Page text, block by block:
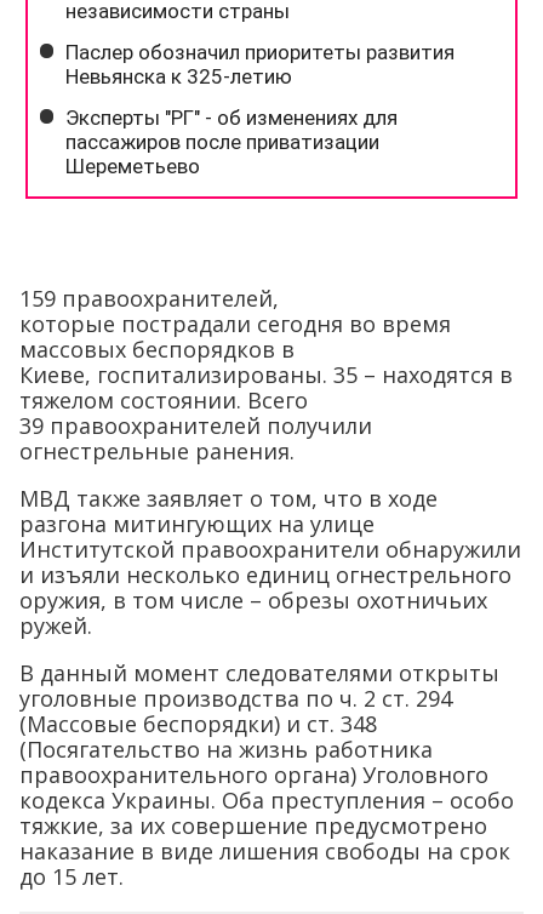
159 правоохранителей,
которые пострадали сегодня во время
массовых беспорядков в
Киеве, госпитализированы. 35 – находятся в
тяжелом состоянии. Всего
39 правоохранителей получили
огнестрельные ранения.
МВД также заявляет о том, что в ходе
разгона митингующих на улице
Институтской правоохранители обнаружили
и изъяли несколько единиц огнестрельного
оружия, в том числе – обрезы охотничьих
ружей.
В данный момент следователями открыты
уголовные производства по ч. 2 ст. 294
(Массовые беспорядки) и ст. 348
(Посягательство на жизнь работника
правоохранительного органа) Уголовного
кодекса Украины. Оба преступления – особо
тяжкие, за их совершение предусмотрено
наказание в виде лишения свободы на срок
до 15 лет.